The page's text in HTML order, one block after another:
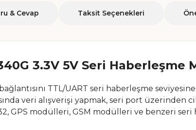
& Cevap Taksit Seçenekleri
3.3V 5V Seri Haberleşme
TTL/UART seri haberleşme
veri alışverişi yapmak, seri port üzerinden
GPS modülleri, GSM modülleri ve benzeri